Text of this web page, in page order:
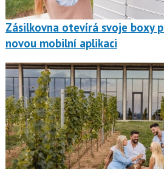
Zásilkovna otevírá svoje boxy
novou mobilní aplikaci